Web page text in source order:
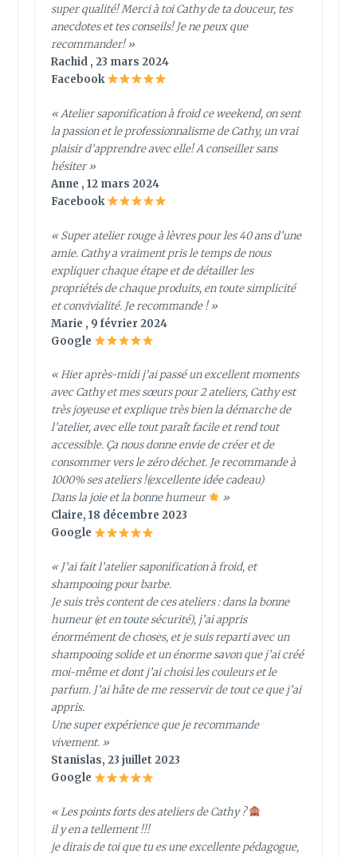
super qualité! Merci à toi Cathy de ta douceur, tes
anecdotes et tes conseils! Je ne peux que
recommander! »
Rachid , 23 mars 2024
Facebook
« Atelier saponification à froid ce weekend, on sent
la passion et le professionnalisme de Cathy, un vrai
plaisir d’apprendre avec elle! A conseiller sans
hésiter »
Anne , 12 mars 2024
Facebook
« Super atelier rouge à lèvres pour les 40 ans d’une
amie. Cathy a vraiment pris le temps de nous
expliquer chaque étape et de détailler les
propriétés de chaque produits, en toute simplicité
et convivialité. Je recommande ! »
Marie , 9 février 2024
Google
« Hier après-midi j’ai passé un excellent moments
avec Cathy et mes sœurs pour 2 ateliers, Cathy est
très joyeuse et explique très bien la démarche de
l’atelier, avec elle tout paraît facile et rend tout
accessible. Ça nous donne envie de créer et de
consommer vers le zéro déchet. Je recommande à
1000% ses ateliers !(excellente idée cadeau)
Dans la joie et la bonne humeur
»
Claire, 18 décembre 2023
Google
« J’ai fait l’atelier saponification à froid, et
shampooing pour barbe.
Je suis très content de ces ateliers : dans la bonne
humeur (et en toute sécurité), j’ai appris
énormément de choses, et je suis reparti avec un
shampooing solide et un énorme savon que j’ai créé
moi-même et dont j’ai choisi les couleurs et le
parfum. J’ai hâte de me resservir de tout ce que j’ai
appris.
Une super expérience que je recommande
vivement. »
Stanislas, 23 juillet 2023
Google
« Les points forts des ateliers de Cathy ?
il y en a tellement !!!
je dirais de toi que tu es une excellente pédagogue,